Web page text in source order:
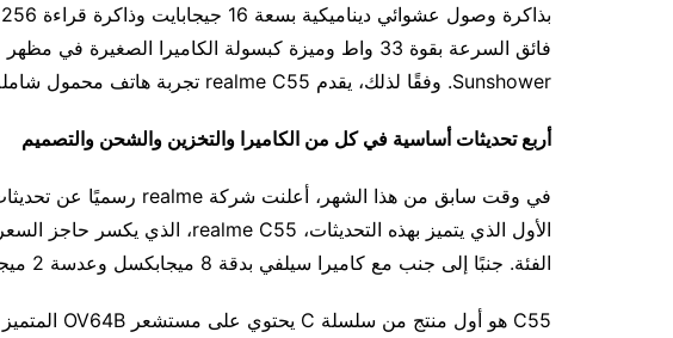
فائق السرعة بقوة 33 واط وميزة كبسولة الكاميرا
Sunshower. وفقًا لذلك، يقدم realme C55 تجربة هاتف محمول شاملة بسعر مناسب يبدأ من 165 دولار.
أربع تحديثات أساسية في كل من الكاميرا والتخزين والشحن والتصميم
الفئة. جنبًا إلى جنب مع كاميرا سيلفي بدقة 8 ميجابكسل وعدسة 2 ميجابكسل بالأبيض والأسود.